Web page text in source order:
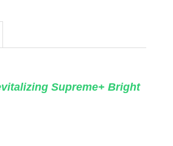
Supreme+ Bright